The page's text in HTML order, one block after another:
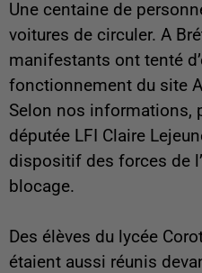
Une centaine de
voitures de circuler. A
manifestants ont tenté
fonctionnement du site
Selon nos informations,
députée LFI Claire
dispositif des forces de
blocage.
Des élèves du lycée
étaient aussi réunis